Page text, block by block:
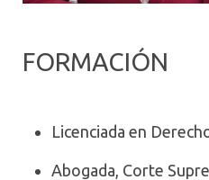
FORMACIÓN
Licenciada en
Abogada, Corte